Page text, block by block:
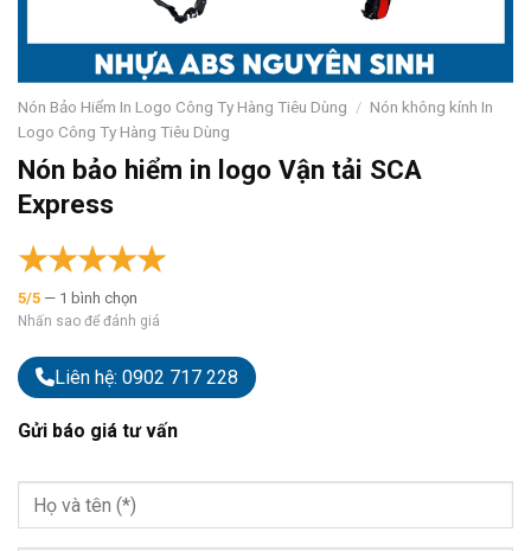
Nón Bảo Hiểm In Logo Công Ty Hàng Tiêu Dùng / Nón không kính In
Logo Công Ty Hàng Tiêu Dùng
Nón bảo hiểm in logo Vận tải SCA
Express
★
★
★
★
★
5/5 — 1 bình chọn
Nhấn sao để đánh giá
Liên hệ: 0902 717 228
Gửi báo giá tư vấn